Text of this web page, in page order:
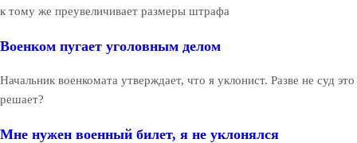
к тому же преувеличивает размеры штрафа
Военком пугает уголовным делом
Начальник военкомата утверждает, что я уклонист. Разве не суд это
решает?
Мне нужен военный билет, я не уклонялся